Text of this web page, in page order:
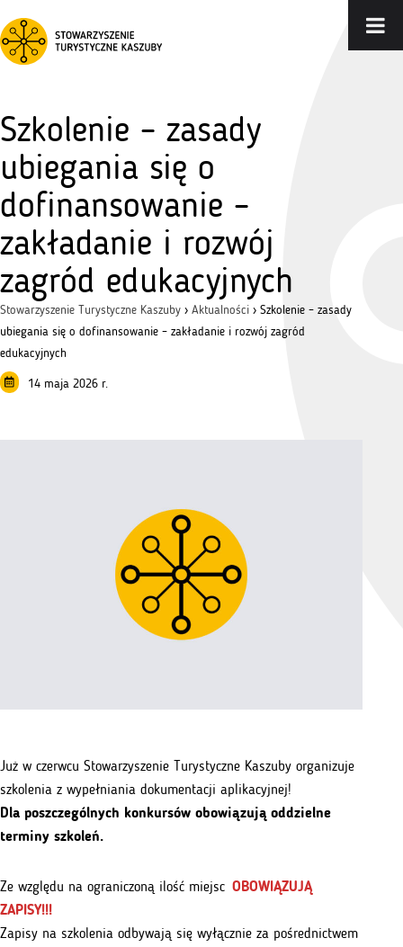
Szkolenie – zasady
ubiegania się o
dofinansowanie –
zakładanie i rozwój
zagród edukacyjnych
Stowarzyszenie Turystyczne Kaszuby › Aktualności › Szkolenie – zasady
ubiegania się o dofinansowanie – zakładanie i rozwój zagród
edukacyjnych
14 maja 2026 r.
Już w czerwcu Stowarzyszenie Turystyczne Kaszuby organizuje
szkolenia z wypełniania dokumentacji aplikacyjnej!
Dla poszczególnych konkursów obowiązują oddzielne
terminy szkoleń.
Ze względu na ograniczoną ilość miejsc OBOWIĄZUJĄ
ZAPISY!!!
Zapisy na szkolenia odbywają się wyłącznie za pośrednictwem